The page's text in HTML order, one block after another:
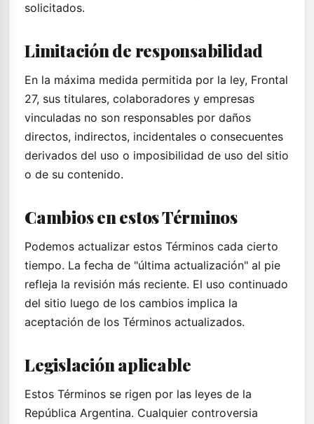
solicitados.
Limitación de responsabilidad
En la máxima medida permitida por la ley, Frontal
27, sus titulares, colaboradores y empresas
vinculadas no son responsables por daños
directos, indirectos, incidentales o consecuentes
derivados del uso o imposibilidad de uso del sitio
o de su contenido.
Cambios en estos Términos
Podemos actualizar estos Términos cada cierto
tiempo. La fecha de "última actualización" al pie
refleja la revisión más reciente. El uso continuado
del sitio luego de los cambios implica la
aceptación de los Términos actualizados.
Legislación aplicable
Estos Términos se rigen por las leyes de la
República Argentina. Cualquier controversia